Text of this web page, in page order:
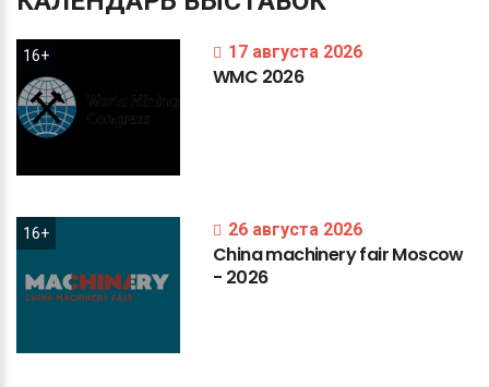
16+ 17 августа 2026
WMC 2026
16+ 26 августа 2026
ChinamachineryfairMoscow
- 2026